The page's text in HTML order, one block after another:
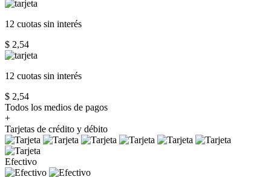
12 cuotas sin interés
$ 2,54
12 cuotas sin interés
$ 2,54
Todos los medios de pagos
+
Tarjetas de crédito y débito
Efectivo